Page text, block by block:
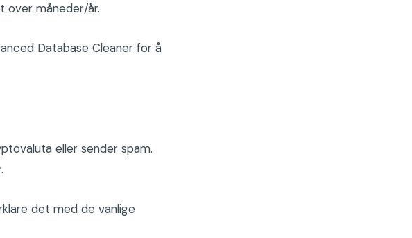
over måneder/år.
Database Cleaner for å
eller sender spam.
det med de vanlige